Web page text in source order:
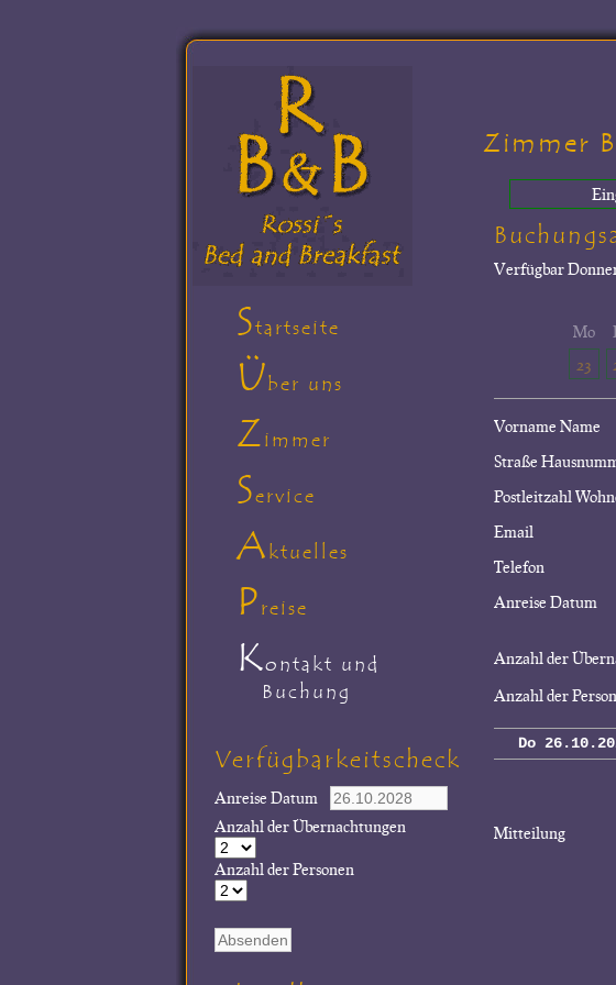
Zimmer
Verfügbar
Mo
23
Vorname Name
Straße
Postleitzahl
Email
Telefon
Anreise Datum
Anzahl der
Anzahl der
Do
Mitteilung
Startseite
Über uns
Zimmer
Service
Aktuelles
Preise
Kontakt und
Buchung
Verfügbarkeitscheck
Anreise Datum
Anzahl der Übernachtungen
Anzahl der Personen